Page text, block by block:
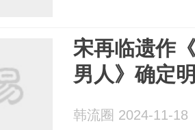
宋再临遗作
男人》确定
韩流圈 2024-11-18